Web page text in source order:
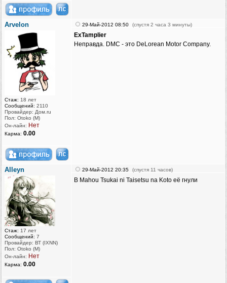
Arvelon
Стаж: 18 лет
Сообщений: 2110
Провайдер: Дом.ru
Пол: Otoko (M)
Он-лайн: Нет
Карма: 0.00
29-Май-2012 08:50 (спустя 2 часа 3 минуты)
ExTamplier
Неправда. DMC - это DeLorean Motor Company.
Alleyn
Стаж: 17 лет
Сообщений: 7
Провайдер: ВТ (IXNN)
Пол: Otoko (M)
Он-лайн: Нет
Карма: 0.00
29-Май-2012 20:35 (спустя 11 часов)
В Mahou Tsukai ni Taisetsu na Koto её гнули